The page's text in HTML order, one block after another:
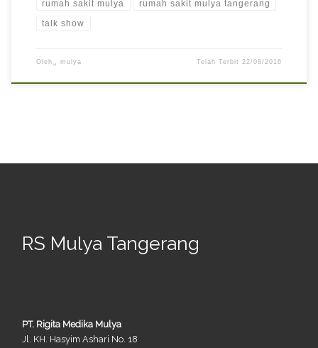
rumah sakit mulya rumah sakit mulya tangerang
talk show
Oleh␣ mulya Telah Terbit22/08/2016
RS Mulya Tangerang
PT. Rigita Medika Mulya
Jl. KH. Hasyim Ashari No. 18